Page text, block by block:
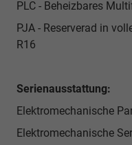
PLC - Beheizbares
PJA - Reserverad in
R16
Serienausstattung:
Elektromechanische
Elektromechanische